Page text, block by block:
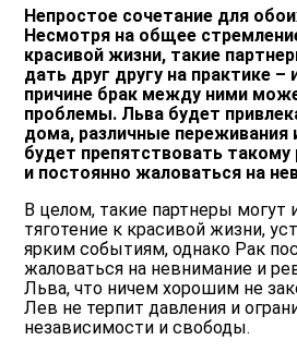
Непростое сочетание для
Несмотря на общее
красивой жизни, такие
дать друг другу на практике
причине брак между ними
проблемы. Льва будет
дома, различные переживания
будет препятствовать
и постоянно жаловаться на
В целом, такие партнеры могут
тяготение к красивой жизни,
ярким событиям, однако Рак
жаловаться на невнимание и
Льва, что ничем хорошим не
Лев не терпит давления и
независимости и свободы.